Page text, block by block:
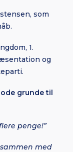
som
1.
og
grunde til
penge!”
med